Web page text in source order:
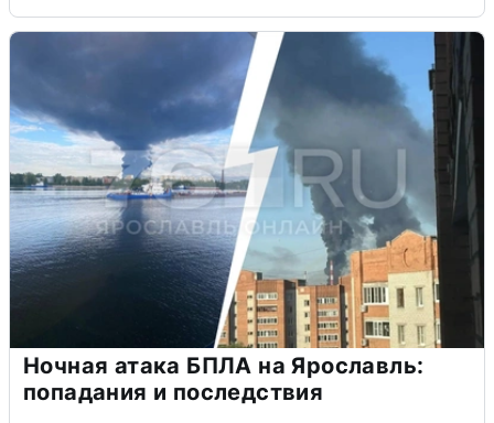
Ночная атака БПЛА на Ярославль:
попадания и последствия